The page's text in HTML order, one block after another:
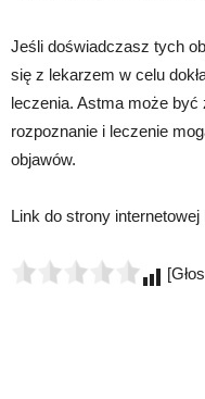
Jeśli doświadczasz tych
się z lekarzem w celu
leczenia. Astma może
rozpoznanie i leczenie
objawów.
Link do strony internetowej